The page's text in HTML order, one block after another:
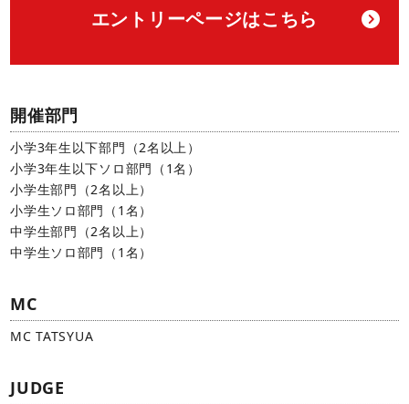
開催部門
小学3年生以下部門（2名以上）
小学3年生以下ソロ部門（1名）
小学生部門（2名以上）
小学生ソロ部門（1名）
中学生部門（2名以上）
中学生ソロ部門（1名）
MC
MC TATSYUA
JUDGE
エントリーページはこちら